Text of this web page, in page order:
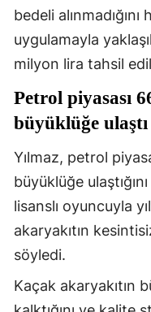
bedeli
uygulamayla
milyon lira tahsil
Petrol piyasası
büyüklüğe ulaştı
Yılmaz, petrol
büyüklüğe
lisanslı oyuncuyla
akaryakıtın
söyledi.
Kaçak akaryakıtın